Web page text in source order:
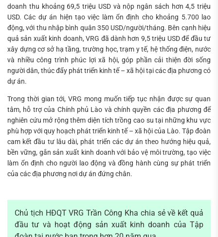
doanh thu khoảng 69,5 triệu USD và nộp ngân sách hơn 4,5 triệu
USD. Các dự án hiện tạo việc làm ổn định cho khoảng 5.700 lao
động, với thu nhập bình quân 350 USD/người/tháng. Bên cạnh hiệu
quả sản xuất kinh doanh, VRG đã dành hơn 9,5 triệu USD để đầu tư
xây dựng cơ sở hạ tầng, trường học, trạm y tế, hệ thống điện, nước
và nhiều công trình phúc lợi xã hội, góp phần cải thiện đời sống
người dân, thúc đẩy phát triển kinh tế – xã hội tại các địa phương có
dự án.
Trong thời gian tới, VRG mong muốn tiếp tục nhận được sự quan
tâm, hỗ trợ của Chính phủ Lào và chính quyền các địa phương để
nghiên cứu mở rộng thêm diện tích trồng cao su tại những khu vực
phù hợp với quy hoạch phát triển kinh tế – xã hội của Lào. Tập đoàn
cam kết đầu tư lâu dài, phát triển các dự án theo hướng hiệu quả,
bền vững, gắn sản xuất kinh doanh với bảo vệ môi trường, tạo việc
làm ổn định cho người lao động và đồng hành cùng sự phát triển
của các địa phương nơi dự án đứng chân.
Chủ tịch HĐQT VRG Trần Công Kha chia sẻ về kết quả
đầu tư và hoạt động sản xuất kinh doanh của Tập